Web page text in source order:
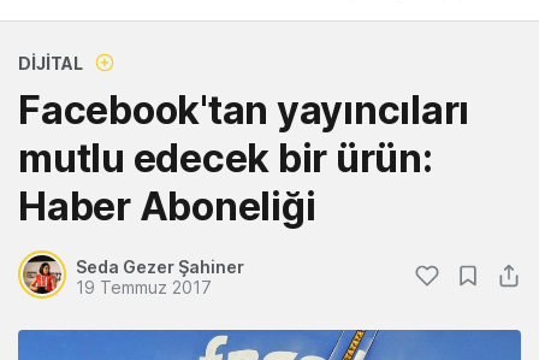
DIJITAL
Facebook'tan yayıncıları
mutlu edecek bir ürün:
Haber Aboneliği
Seda Gezer Şahiner
19 Temmuz 2017